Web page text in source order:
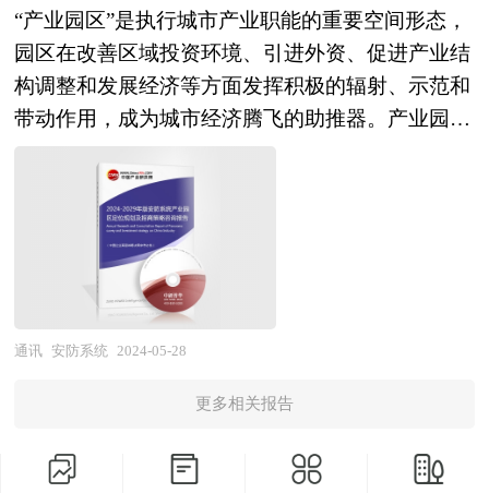
定位和发展方向不可多得的精品。除提供《2024-
2029年版网络视频行业兼并重组机会研究及决策咨
询报告》外，我们也可以根据企业具体项目要求专
项编写专业定制版，并根据详细要求合理报价，为
企业兼并重组提供全程指引服务。 1、中研普华作
为卖方顾问提供的服务内容： 并购可行性分析、
价值评估咨询、业务诊断及分析；寻找与推荐策略
投资者，就交易结构和交易方案设计提供专业意
见；协助准备信息备忘录和投资意向书，就投资者
的选择和接洽策略提供专业意见；协调并管理投资
者的财务，税务和法律尽职调查；协助卖方回复投
公司的整体价值并制定定价策略，协助设定卖方与
谈判并提供现场技术支持；对最终法律协议中的商
企业合作——行业规范格式、互利的实施方案、谨
慎的市场评估； 项目评比——专家完全版格式、
严密的实施计划、精确的收益评估。 商业计划书
（Business Plan）是公司、企业或项目单位为了达
到招商融资和其它发展目标之目的，在经过前期对
项目科学地调研、分析、搜集与整理有关资料的基
础上，根据一定的格式和内容的具体要求而编辑整
理的一个向投资商及其他相关人员全面展示公司和
项目目前状况、未来发展潜力的书面材料。商业计
划书是包括项目筹融资、战略规划等经营活动的蓝
图与指南，也是企业的行动纲领和执行方案。 商
业计划书是一份全方位描述企业发展的文件，是企
实现跨式发展的重要条件之一。一份好的商业计划
“产业园区”是执行城市产业职能的重要空间形态，
园区在改善区域投资环境、引进外资、促进产业结
构调整和发展经济等方面发挥积极的辐射、示范和
带动作用，成为城市经济腾飞的助推器。产业园区
是区域经济发展、产业调整和升级的重要空间聚集
形式，担负着聚集创新资源、培育新兴产业、推动
城市化建设等一系列的重要使命。园区的具体形式
多种多样，主要包括高新区、开发区、科技园、工
业区、产业基地、特色产业园等以及近来各地陆续
提出的产业新城、科技新城等。 产业园区作为产
业集群的要载体和组成部分，现在园区经济效应已
例表明，产业园区能够有效地创造聚集力，通过共
展，从而有效地推动产业集群的形成。产业园区所
通讯 安防系统 2024-05-28
更多相关报告